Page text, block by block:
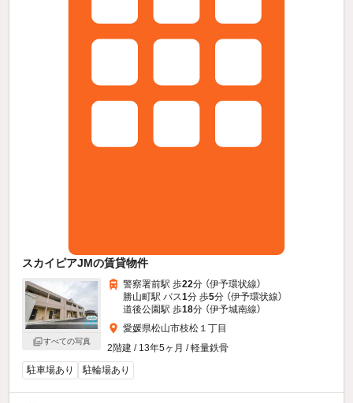
スカイピアJMの賃貸物件
すべての写真
警察署前駅 歩22分 （伊予環状線）
勝山町駅 バス1分 歩5分 （伊予環状線）
道後公園駅 歩18分 （伊予城南線）
愛媛県松山市枝松１丁目
2階建 / 13年5ヶ月 / 軽量鉄骨
駐車場あり
駐輪場あり